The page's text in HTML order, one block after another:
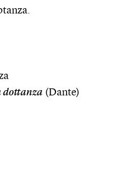
dottanza (Dante)